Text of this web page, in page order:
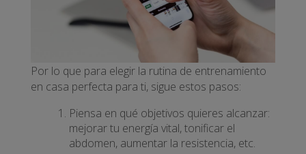
Por lo que para elegir la rutina de entrenamiento
en casa perfecta para ti, sigue estos pasos:
Piensa en qué objetivos quieres alcanzar:
mejorar tu energía vital, tonificar el
abdomen, aumentar la resistencia, etc.